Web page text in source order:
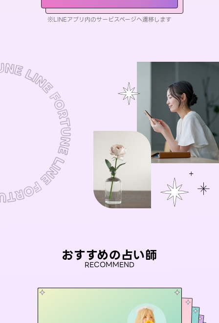
※LINEアプリ内のサービスページへ遷移します
おすすめの占い師
RECOMMEND